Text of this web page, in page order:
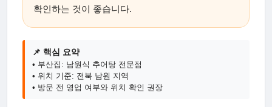
확인하는 것이 좋습니다.
📌 핵심 요약
• 부산집: 남원식 추어탕 전문점
• 위치 기준: 전북 남원 지역
• 방문 전 영업 여부와 위치 확인 권장